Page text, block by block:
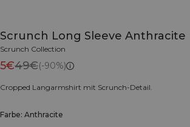
Scrunch Long Sleeve Anthracite
Scrunch Collection
5€49€(-90%)
Cropped Langarmshirt mit Scrunch-Detail.
Farbe: Anthracite